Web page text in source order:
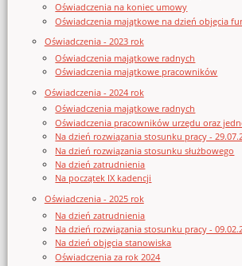
Oświadczenia na koniec umowy
Oświadczenia majątkowe na dzień objęcia
Oświadczenia - 2023 rok
Oświadczenia majątkowe radnych
Oświadczenia majątkowe pracowników
Oświadczenia - 2024 rok
Oświadczenia majątkowe radnych
Oświadczenia pracowników urzędu oraz
Na dzień rozwiązania stosunku pracy -
Na dzień rozwiązania stosunku służbowego
Na dzień zatrudnienia
Na początek IX kadencji
Oświadczenia - 2025 rok
Na dzień zatrudnienia
Na dzień rozwiązania stosunku pracy -
Na dzień objęcia stanowiska
Oświadczenia za rok 2024